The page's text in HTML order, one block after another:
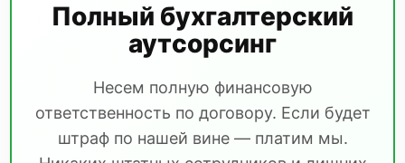
Полный бухгалтерский
аутсорсинг
Несем полную финансовую
ответственность по договору. Если будет
штраф по нашей вине — платим мы.